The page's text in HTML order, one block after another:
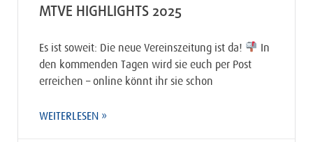
MTVE HIGHLIGHTS 2025
Es ist soweit: Die neue Vereinszeitung ist da!
In
den kommenden Tagen wird sie euch per Post
erreichen – online könnt ihr sie schon
WEITERLESEN »